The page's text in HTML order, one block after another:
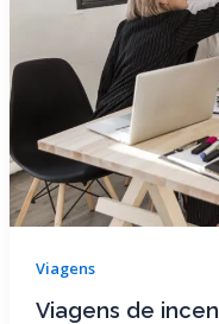
Viagens
Viagens de